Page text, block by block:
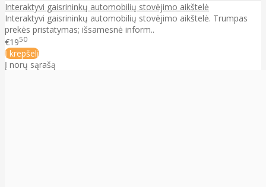
Interaktyvi gaisrininkų automobilių stovėjimo aikštelė
Interaktyvi gaisrininkų automobilių stovėjimo aikštelė. Trumpas
prekės pristatymas; išsamesnė inform..
€1950
Į krepšelį
Į norų sąrašą